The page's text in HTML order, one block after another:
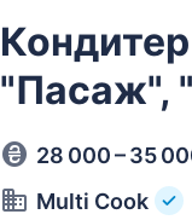
"Пасаж",
28 000 – 35
Multi Cook